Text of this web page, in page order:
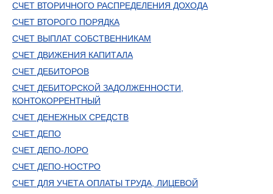
СЧЕТ ВТОРИЧНОГО РАСПРЕДЕЛЕНИЯ ДОХОДА
СЧЕТ ВТОРОГО ПОРЯДКА
СЧЕТ ВЫПЛАТ СОБСТВЕННИКАМ
СЧЕТ ДВИЖЕНИЯ КАПИТАЛА
СЧЕТ ДЕБИТОРОВ
СЧЕТ ДЕБИТОРСКОЙ ЗАДОЛЖЕННОСТИ,
КОНТОКОРРЕНТНЫЙ
СЧЕТ ДЕНЕЖНЫХ СРЕДСТВ
СЧЕТ ДЕПО
СЧЕТ ДЕПО-ЛОРО
СЧЕТ ДЕПО-НОСТРО
СЧЕТ ДЛЯ УЧЕТА ОПЛАТЫ ТРУДА, ЛИЦЕВОЙ